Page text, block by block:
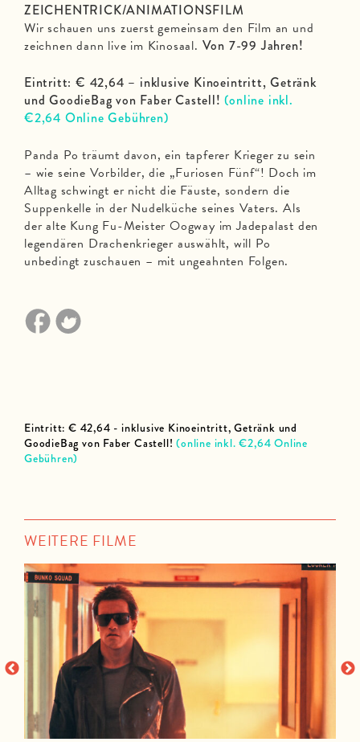
ZEICHENTRICK/ANIMATIONSFILM
Wir schauen uns zuerst gemeinsam den Film an und
zeichnen dann live im Kinosaal. Von 7-99 Jahren!
Eintritt: € 42,64 – inklusive Kinoeintritt, Getränk
und GoodieBag von Faber Castell!(online inkl.
€2,64 Online Gebühren)
Panda Po träumt davon, ein tapferer Krieger zu sein
– wie seine Vorbilder, die „Furiosen Fünf“! Doch im
Alltag schwingt er nicht die Fäuste, sondern die
Suppenkelle in der Nudelküche seines Vaters. Als
der alte Kung Fu-Meister Oogway im Jadepalast den
legendären Drachenkrieger auswählt, will Po
unbedingt zuschauen – mit ungeahnten Folgen.
Eintritt: € 42,64 - inklusive Kinoeintritt, Getränk und
GoodieBag von Faber Castell!(online inkl. €2,64 Online
Gebühren)
WEITERE FILME